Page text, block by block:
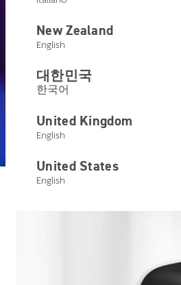
New Zealand
English
대한민국
한국어
United Kingdom
English
United States
English